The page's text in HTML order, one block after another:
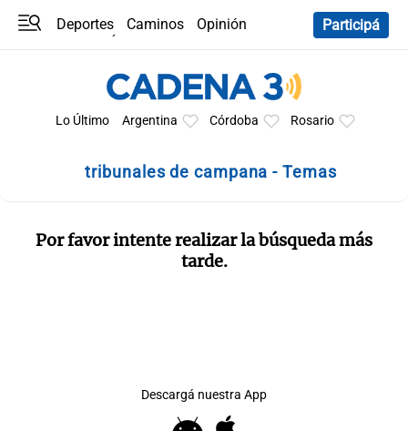
Deportes Caminos
Opinión
Participá
Lo Último Argentina Córdoba Rosario
tribunales de campana - Temas
Por favor intente realizar la búsqueda más
tarde.
Descargá nuestra App